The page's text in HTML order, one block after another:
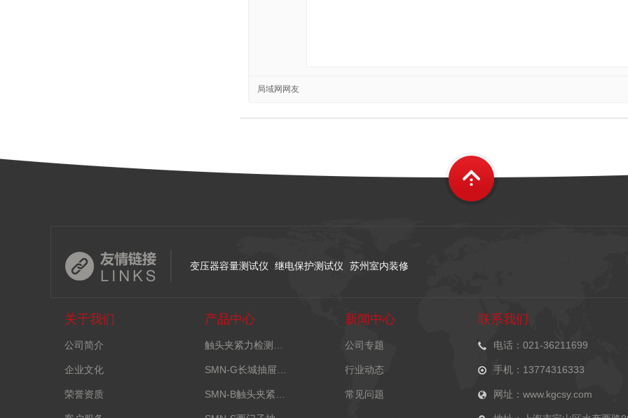
局域网网友
变压器容量测试仪 继电保护测试仪 苏州室内装修
关于我们
公司简介
企业文化
荣誉资质
产品中心
触头夹紧力检测…
SMN-G长城抽屉…
SMN-B触头夹紧…
新闻中心
公司专题
行业动态
常见问题
联系我们
电话：021-36211699
手机：13774316333
网址：www.kgcsy.com